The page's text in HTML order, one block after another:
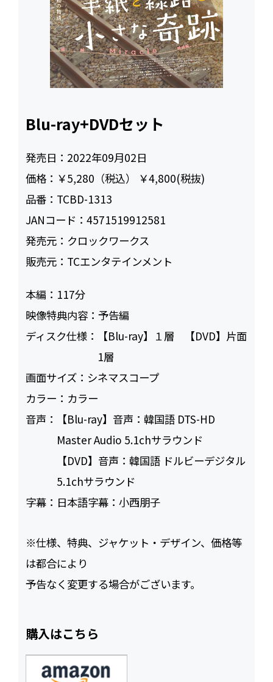
Blu-ray+DVDセット
発売日： 2022年09月02日
価格： ￥5,280（税込） ￥4,800(税抜)
品番： TCBD-1313
JANコード：4571519912581
発売元： クロックワークス
販売元： TCエンタテインメント
本編： 117
映像特典内容：予告編
ディスク仕様：
【Blu-ray】１層 【DVD】片面
1層
画面サイズ： シネマスコープ
カラー： カラー
音声：
【Blu-ray】音声：韓国語 DTS-HD
Master Audio 5.1chサラウンド
【DVD】音声：韓国語 ドルビーデジタル
5.1chサラウンド
字幕： 日本語字幕：小西朋子
※仕様、特典、ジャケット・デザイン、価格等
は都合により
予告なく変更する場合がございます。
購入はこちら